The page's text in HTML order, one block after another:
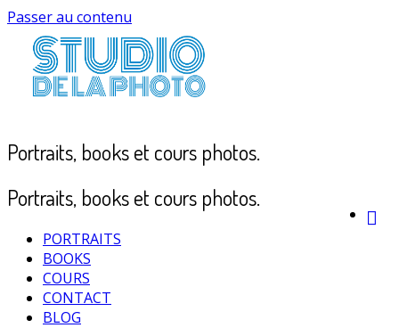
Passer au contenu
Portraits, books et cours photos.
Portraits, books et cours photos.
PORTRAITS
BOOKS
COURS
CONTACT
BLOG